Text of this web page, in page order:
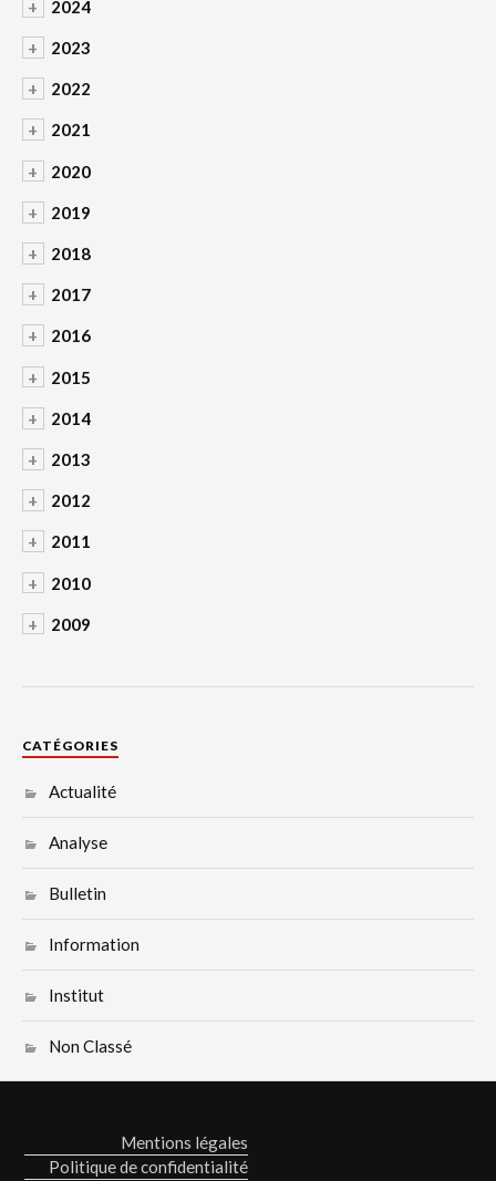
+ 2024
+ 2023
+ 2022
+ 2021
+ 2020
+ 2019
+ 2018
+ 2017
+ 2016
+ 2015
+ 2014
+ 2013
+ 2012
+ 2011
+ 2010
+ 2009
CATÉGORIES
Actualité
Analyse
Bulletin
Information
Institut
Non Classé
Mentions légales
Politique de confidentialité